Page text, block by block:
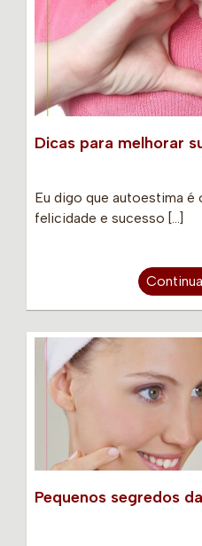
Dicas para melhorar
Eu digo que autoestima é
felicidade e sucesso […]
Pequenos segredos